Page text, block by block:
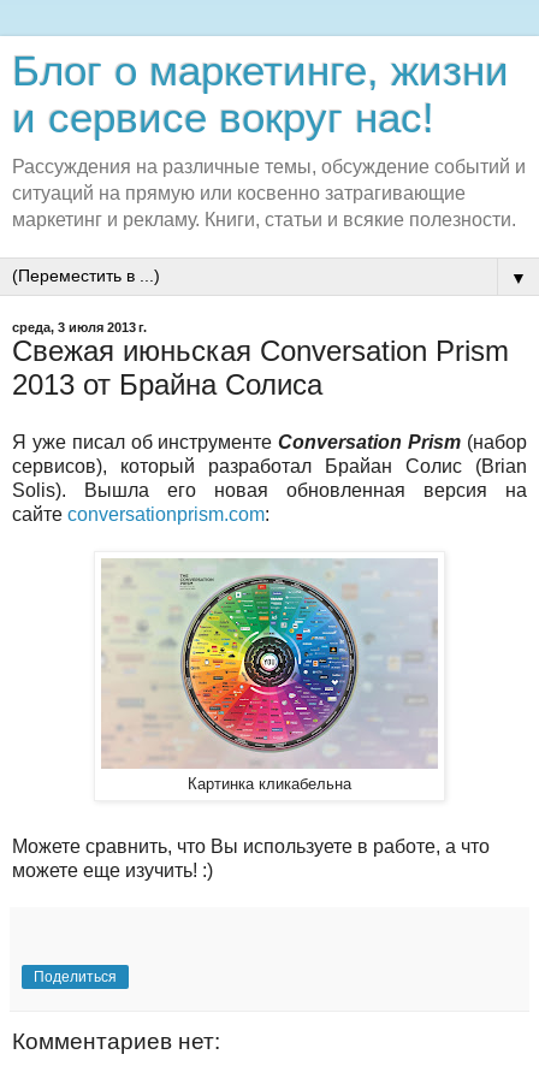
Блог о маркетинге, жизни
и сервисе вокруг нас!
Рассуждения на различные темы, обсуждение событий и
ситуаций на прямую или косвенно затрагивающие
маркетинг и рекламу. Книги, статьи и всякие полезности.
▼
среда, 3 июля 2013 г.
Свежая июньская Conversation Prism
2013 от Брайна Солиса
Я уже писал об инструментеConversation Prism (набор
сервисов), который разработал Брайан Солис (Brian
Solis). Вышла его новая обновленная версия на
сайте conversationprism.com:
Картинка кликабельна
Можете сравнить, что Вы используете в работе, а что
можете еще изучить! :)
Поделиться
Комментариев нет: